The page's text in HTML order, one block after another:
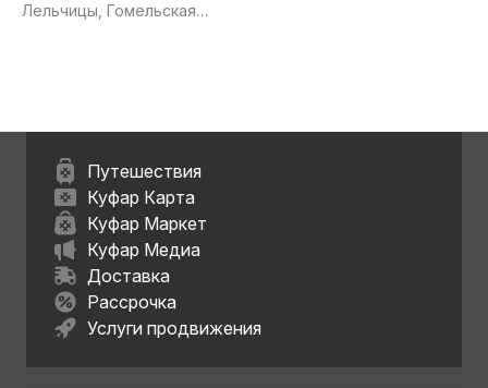
Лельчицы, Гомельская
Путешествия
Куфар Карта
Куфар Маркет
Куфар Медиа
Доставка
Рассрочка
Услуги продвижения